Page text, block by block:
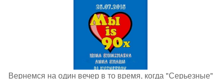
Вернемся на один вечер в то время, когда "Серьезные"